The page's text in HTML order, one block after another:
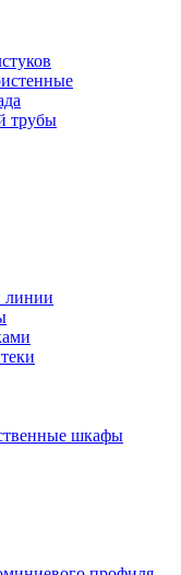
трубы
линии
шкафы